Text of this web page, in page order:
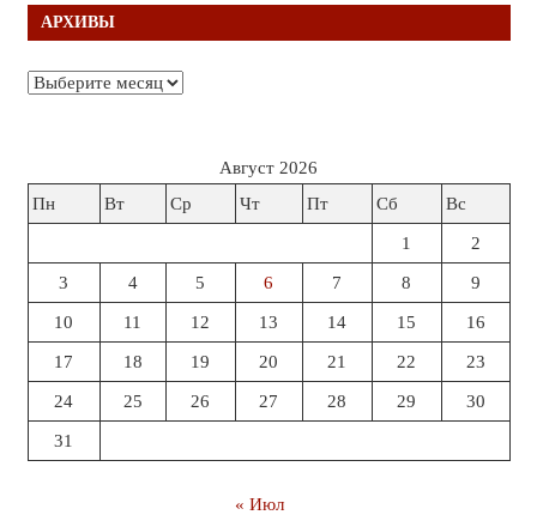
АРХИВЫ
Архивы
Август 2026
Пн
Вт Ср Чт Пт Сб Вс
1 2
3 4 5 6 7 8 9
10 11 12 13 14 15 16
17 18 19 20 21 22 23
24 25 26 27 28 29 30
31
« Июл